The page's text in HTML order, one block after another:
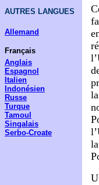
AUTRES LANGUES
Allemand
Français
Anglais
Espagnol
Italien
Indonésien
Russe
Turque
Tamoul
Singalais
Serbo-Croate